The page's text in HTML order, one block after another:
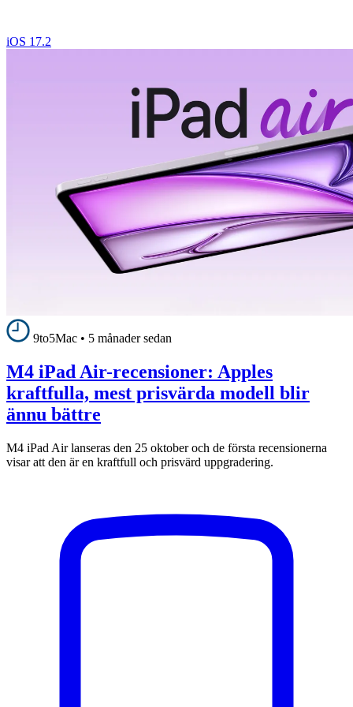
iOS 17.2
9to5Mac • 5 månader sedan
M4 iPad Air-recensioner: Apples
kraftfulla, mest prisvärda modell blir
ännu bättre
M4 iPad Air lanseras den 25 oktober och de första recensionerna
visar att den är en kraftfull och prisvärd uppgradering.